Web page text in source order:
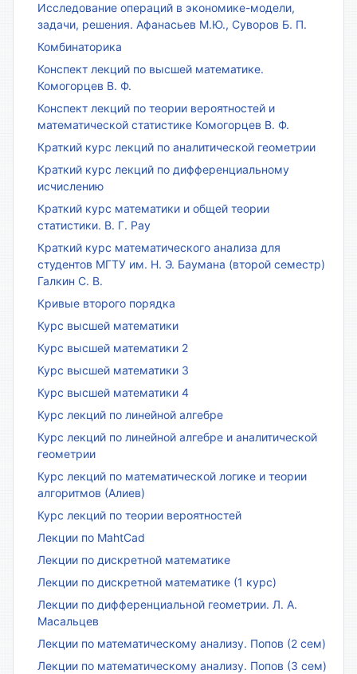
Исследование операций в экономике-модели,
задачи, решения. Афанасьев М.Ю., Суворов Б. П.
Комбинаторика
Конспект лекций по высшей математике.
Комогорцев В. Ф.
Конспект лекций по теории вероятностей и
математической статистике Комогорцев В. Ф.
Краткий курс лекций по аналитической геометрии
Краткий курс лекций по дифференциальному
исчислению
Краткий курс математики и общей теории
статистики. В. Г. Рау
Краткий курс математического анализа для
студентов МГТУ им. Н. Э. Баумана (второй семестр)
Галкин С. В.
Кривые второго порядка
Курс высшей математики
Курс высшей математики 2
Курс высшей математики 3
Курс высшей математики 4
Курс лекций по линейной алгебре
Курс лекций по линейной алгебре и аналитической
геометрии
Курс лекций по математической логике и теории
алгоритмов (Алиев)
Курс лекций по теории вероятностей
Лекции по MahtCad
Лекции по дискретной математике
Лекции по дискретной математике (1 курс)
Лекции по дифференциальной геометрии. Л. А.
Масальцев
Лекции по математическому анализу. Попов (2 сем)
Лекции по математическому анализу. Попов (3 сем)